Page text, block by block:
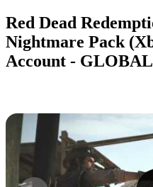
Red Dead
Nightmare Pack
Account -